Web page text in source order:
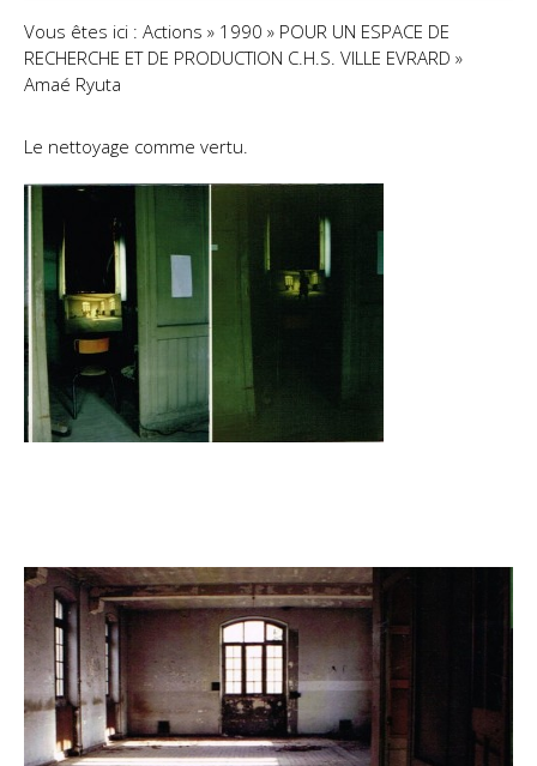
Vous êtes ici : Actions » 1990 » POUR UN ESPACE DE
RECHERCHE ET DE PRODUCTION C.H.S. VILLE EVRARD »
Amaé Ryuta
Le nettoyage comme vertu.